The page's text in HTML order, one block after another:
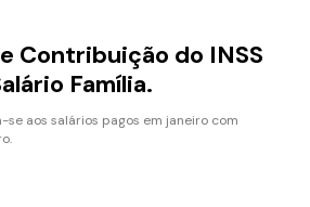
Contribuição do INSS
Família.
se aos salários pagos em janeiro com